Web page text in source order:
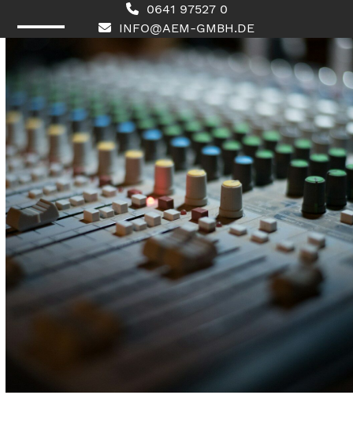
0641 97527 0
INFO@AEM-GMBH.DE
mobile
menu
mobile
menu